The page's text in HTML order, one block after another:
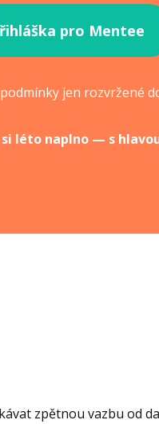
pro Mentee
jen rozvržené
léto naplno — s
zpětnou vazbu od